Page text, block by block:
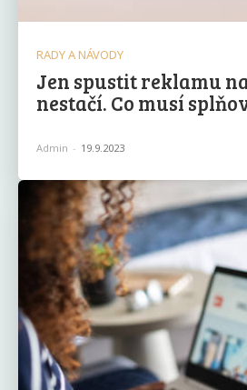
RADY A NÁVODY
Jen spustit reklamu
nestačí. Co musí
Admin - 19.9.2023